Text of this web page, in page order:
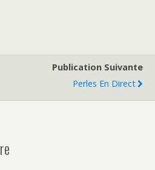
Publication Suivante
Perles En Direct